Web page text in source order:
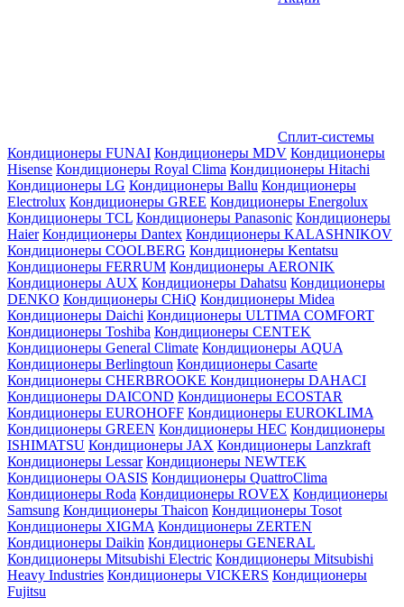
Сплит-системы
Кондиционеры FUNAI Кондиционеры MDV Кондиционеры
Hisense Кондиционеры Royal Clima Кондиционеры Hitachi
Кондиционеры LG Кондиционеры Ballu Кондиционеры
Electrolux Кондиционеры GREE Кондиционеры Energolux
Кондиционеры TCL Кондиционеры Panasonic Кондиционеры
Haier Кондиционеры Dantex Кондиционеры KALASHNIKOV
Кондиционеры СOOLBERG Кондиционеры Kentatsu
Кондиционеры FERRUM Кондиционеры AERONIK
Кондиционеры AUX Кондиционеры Dahatsu Кондиционеры
DENKO Кондиционеры CHiQ Кондиционеры Midea
Кондиционеры Daichi Кондиционеры ULTIMA COMFORT
Кондиционеры Toshiba Кондиционеры CENTEK
Кондиционеры General Climate Кондиционеры AQUA
Кондиционеры Berlingtoun Кондиционеры Casarte
Кондиционеры CHERBROOKE Кондиционеры DAHACI
Кондиционеры DAICOND Кондиционеры ECOSTAR
Кондиционеры EUROHOFF Кондиционеры EUROKLIMA
Кондиционеры GREEN Кондиционеры HEC Кондиционеры
ISHIMATSU Кондиционеры JAX Кондиционеры Lanzkraft
Кондиционеры Lessar Кондиционеры NEWTEK
Кондиционеры OASIS Кондиционеры QuattroClima
Кондиционеры Roda Кондиционеры ROVEX Кондиционеры
Samsung Кондиционеры Thaicon Кондиционеры Tosot
Кондиционеры XIGMA Кондиционеры ZERTEN
Кондиционеры Daikin Кондиционеры GENERAL
Кондиционеры Mitsubishi Electric Кондиционеры Mitsubishi
Heavy Industries Кондиционеры VICKERS Кондиционеры
Fujitsu